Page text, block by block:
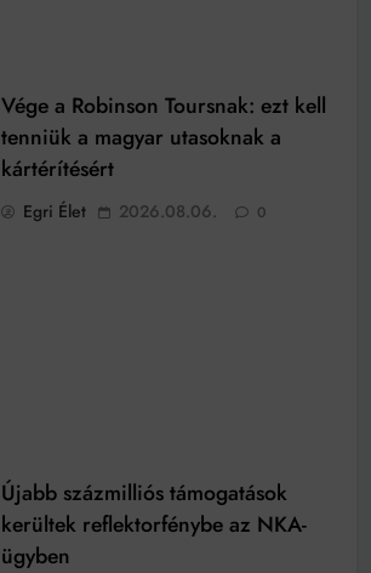
Vége a Robinson Toursnak: ezt kell
tenniük a magyar utasoknak a
kártérítésért
Egri Élet 2026.08.06. 0
Újabb százmilliós támogatások
kerültek reflektorfénybe az NKA-
ügyben